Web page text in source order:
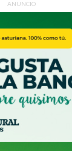
ANUNCIO